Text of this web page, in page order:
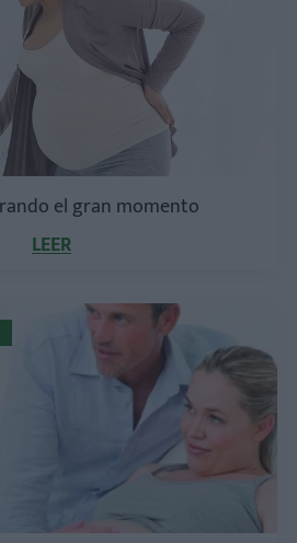
el gran momento
LEER